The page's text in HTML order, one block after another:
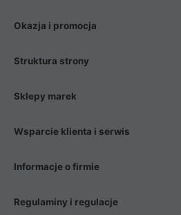
Okazja i promocja
Struktura strony
Sklepy marek
Wsparcie klienta i serwis
Informacje o firmie
Regulaminy i regulacje